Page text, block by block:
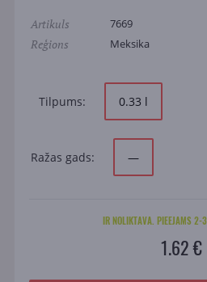
Artikuls 7669
Reģions Meksika
Tilpums: 0.33 l
Ražas gads: —
IR NOLIKTAVA. PIEEJAMS 2-
1.62 €